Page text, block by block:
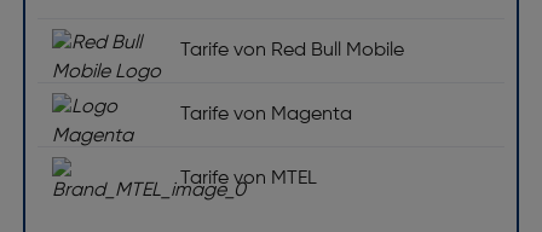
Tarife von Red Bull Mobile
Tarife von Magenta
Tarife von MTEL